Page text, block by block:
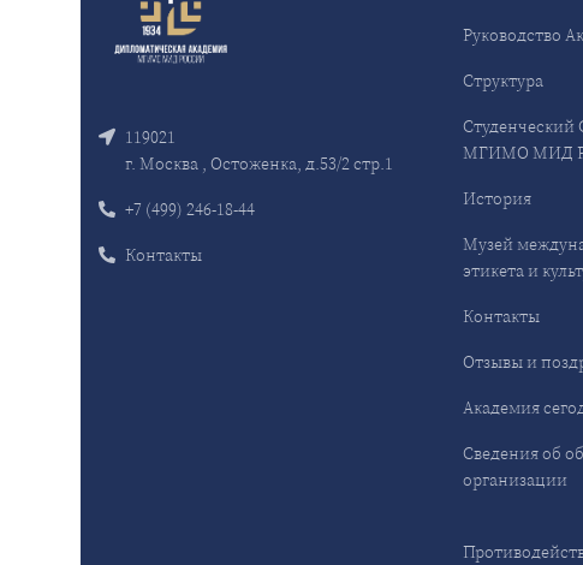
119021
г. Москва , Остоженка, д.53/2 стр.1
+7 (499) 246-18-44
Контакты
Руководство
Структура
Студенческий
МГИМО МИД
История
Музей
этикета и
Контакты
Отзывы и
Академия
Сведения об
организации